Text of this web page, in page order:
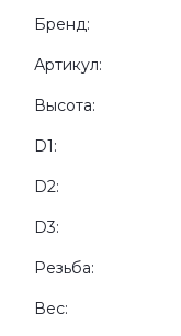
Бренд:
Артикул:
Высота:
D1:
D2:
D3:
Резьба:
Вес: